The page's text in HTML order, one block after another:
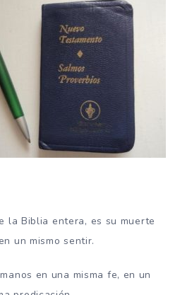
la Biblia entera, es su muerte
un mismo sentir.
en una misma fe, en un